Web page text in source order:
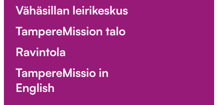
Vähäsillan leirikeskus
TampereMission talo
Ravintola
TampereMissio in
English